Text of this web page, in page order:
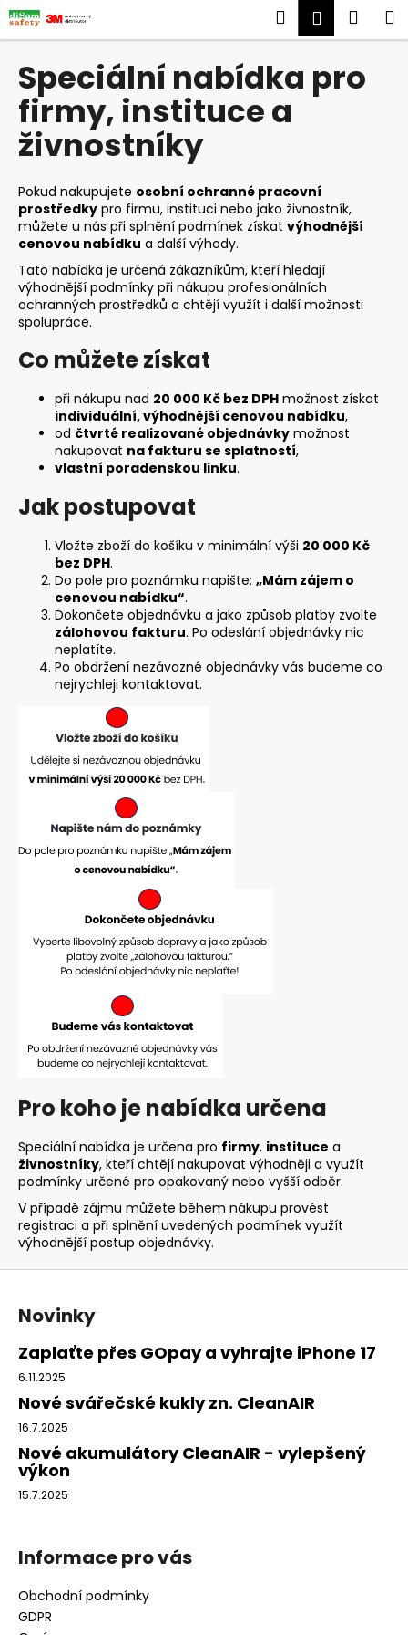
Přejít
na
obsah
Hledat
Speciální nabídka pro
firmy, instituce a
živnostníky
Pokud nakupujete osobní ochranné pracovní
prostředky pro firmu, instituci nebo jako živnostník,
můžete u nás při splnění podmínek získat výhodnější
cenovou nabídku a další výhody.
Tato nabídka je určená zákazníkům, kteří hledají
výhodnější podmínky při nákupu profesionálních
ochranných prostředků a chtějí využít i další možnosti
spolupráce.
Co můžete získat
při nákupu nad 20 000 Kč bez DPH možnost získat
individuální, výhodnější cenovou nabídku,
od čtvrté realizované objednávky možnost
nakupovat na fakturu se splatností,
vlastní poradenskou linku.
Jak postupovat
Vložte zboží do košíku v minimální výši 20 000 Kč
bez DPH.
Do pole pro poznámku napište: „Mám zájem o
cenovou nabídku“.
Dokončete objednávku a jako způsob platby zvolte
zálohovou fakturu. Po odeslání objednávky nic
neplatíte.
Po obdržení nezávazné objednávky vás budeme co
nejrychleji kontaktovat.
Pro koho je nabídka určena
Speciální nabídka je určena pro firmy, instituce a
živnostníky, kteří chtějí nakupovat výhodněji a využít
podmínky určené pro opakovaný nebo vyšší odběr.
V případě zájmu můžete během nákupu provést
registraci a při splnění uvedených podmínek využít
výhodnější postup objednávky.
K
o Zpět
Zpět
C
o
p
t
ř
e
b
u
j
e
t
t
HLEDAT
u
j
SILIKONOVÁ
POLOMASKA
3M
SECURE
STŘEDNÍ
VELIKOST
1
116,16
Kč
Původně:
1
449,56
Kč
Z
Novinky
Zaplaťte přes GOpay a vyhrajte iPhone 17
6.11.2025
Nové svářečské kukly zn. CleanAIR
16.7.2025
Nové akumulátory CleanAIR - vylepšený
výkon
15.7.2025
Informace pro vás
Obchodní podmínky
GDPR